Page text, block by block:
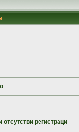
регистраци